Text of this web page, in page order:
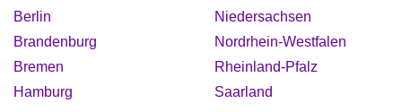
Berlin
Brandenburg
Bremen
Hamburg
Niedersachsen
Nordrhein-Westfalen
Rheinland-Pfalz
Saarland